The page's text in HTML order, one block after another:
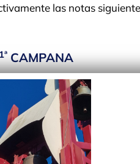
las notas
1ªCAMPANA